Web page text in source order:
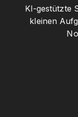
KI-gestützte
kleinen